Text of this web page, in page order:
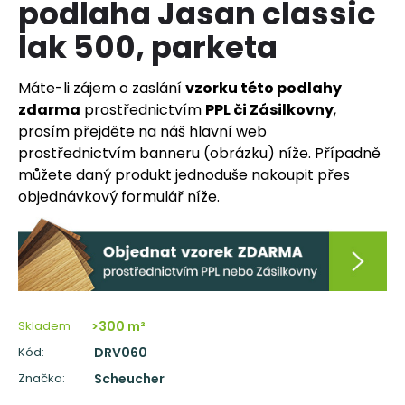
podlaha Jasan classic
lak 500, parketa
Máte-li zájem o zaslánívzorku této podlahy
zdarma prostřednictvím PPL či Zásilkovny,
prosím přejděte na náš hlavní web
prostřednictvím banneru (obrázku) níže. Případně
můžete daný produkt jednoduše nakoupit přes
objednávkový formulář níže.
Skladem >300 m²
Kód: DRV060
Značka: Scheucher
a
t
?
D
p
o
r
u